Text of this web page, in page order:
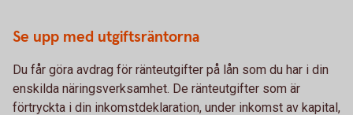
Se upp med utgiftsräntorna
Du får göra avdrag för ränteutgifter på lån som du har i din
enskilda näringsverksamhet. De ränteutgifter som är
förtryckta i din inkomstdeklaration, under inkomst av kapital,